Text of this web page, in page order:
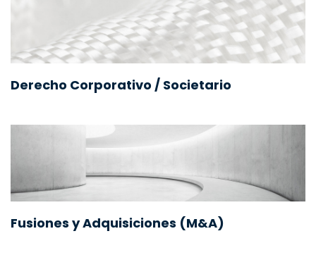
Derecho Corporativo / Societario
Fusiones y Adquisiciones (M&A)